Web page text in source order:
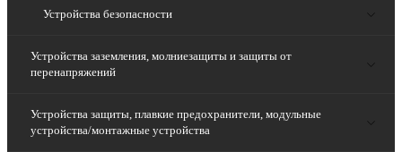
Устройства безопасности
Устройства заземления, молниезащиты и защиты от
перенапряжений
Устройства защиты, плавкие предохранители, модульные
устройства/монтажные устройства